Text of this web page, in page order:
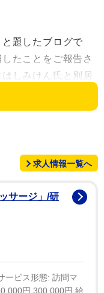
題したブログで
たことをご報告さ
しみけん氏と別居
」と明かした。そ
を頻繁に投稿して
８年が経ちますが
息子にとってかっ
は変わりません」
ートを応援して頂
くお願いします」
トナーに。」と題
求人情報一覧へ
サージ」/研
ービス形態: 訪問マ
円 300,000円 給